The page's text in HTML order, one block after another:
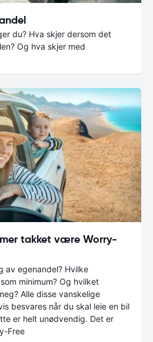
du? Hva skjer dersom det
Og hva skjer med
takket være Worry-
av egenandel? Hvilke
minimum? Og hvilket
Alle disse vanskelige
besvares når du skal leie en bil
er helt unødvendig. Det er
Free